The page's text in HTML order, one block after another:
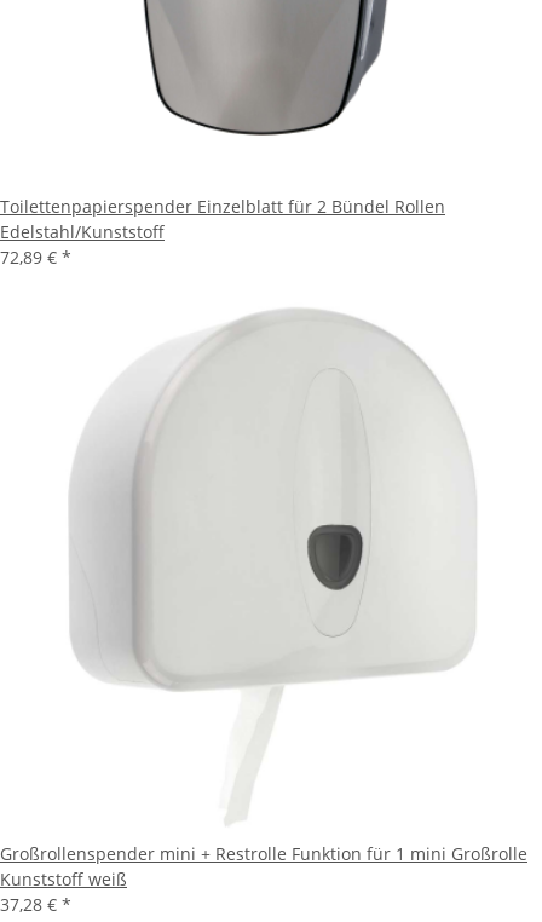
Toilettenpapierspender Einzelblatt für 2 Bündel Rollen
Edelstahl/Kunststoff
72,89 € *
Großrollenspender mini + Restrolle Funktion für 1 mini Großrolle
Kunststoff weiß
37,28 € *